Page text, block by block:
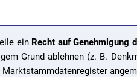
ein Recht auf Genehmigung
Grund ablehnen (z. B.
Marktstammdatenregister